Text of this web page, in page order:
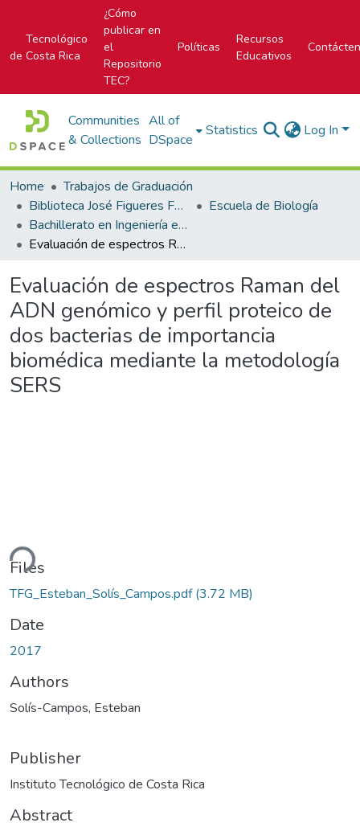
Tecnológico
de Costa Rica
¿Cómo
publicar en
el
Repositorio
TEC?
Políticas
Recursos
Educativos
Communities
& Collections
All of
DSpace
Statistics Log In
Home
Trabajos de Graduación
Biblioteca José Figueres Ferrer
Escuela de Biología
Bachillerato en Ingeniería en Biotecnología
Evaluación de espectros Raman del ADN genómico y perfil proteico de dos bacterias de importancia biomédica mediante la metodología SERS
Evaluación de espectros Raman del
ADN genómico y perfil proteico de
dos bacterias de importancia
biomédica mediante la metodología
SERS
Files
TFG_Esteban_Solís_Campos.pdf(3.72 MB)
Date
2017
Authors
Solís-Campos, Esteban
Publisher
Instituto Tecnológico de Costa Rica
Abstract